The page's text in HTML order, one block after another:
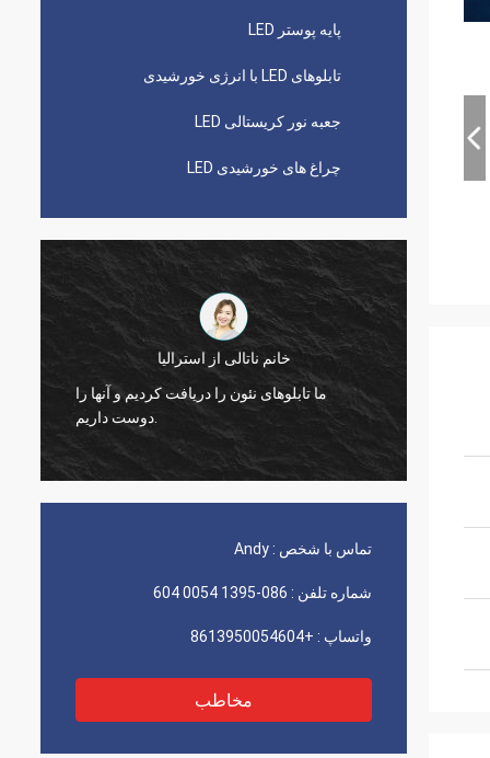
پایه پوستر LED
تابلوهای LED با انرژی خورشیدی
جعبه نور کریستالی LED
چراغ های خورشیدی LED
ما تابلوهای نئون
آقای جیسون از کانادا
را دریافت می کنیم، و از مشاهده کیفیت
آن قدردانی می کنیم، به محض اینکه چیزی
تماس با شخص : Andy
شماره تلفن : 086-1395 0054 604
واتساپ : +8613950054604
مخاطب